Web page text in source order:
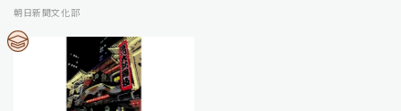
朝日新聞文化部